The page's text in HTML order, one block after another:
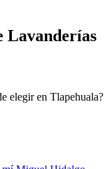
Lavanderías
elegir en Tlapehuala?